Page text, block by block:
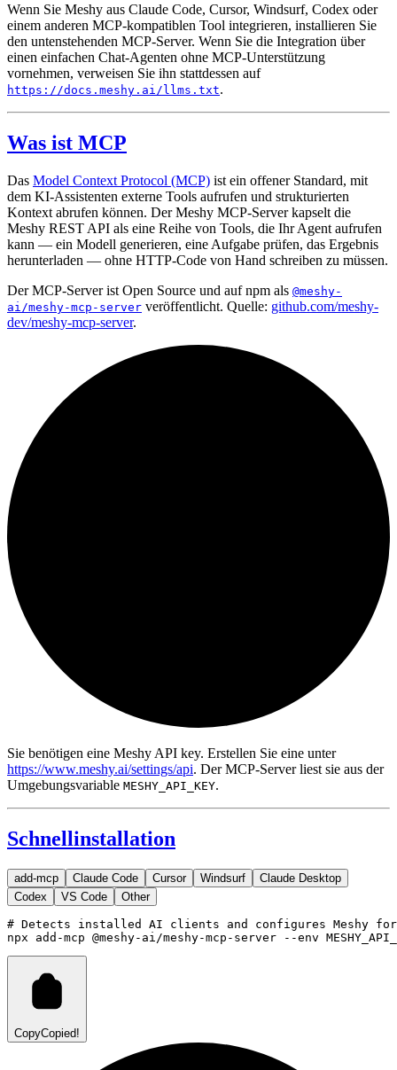
Wenn Sie Meshy aus Claude Code, Cursor, Windsurf, Codex oder
einem anderen MCP-kompatiblen Tool integrieren, installieren Sie
den untenstehenden MCP-Server. Wenn Sie die Integration über
einen einfachen Chat-Agenten ohne MCP-Unterstützung
vornehmen, verweisen Sie ihn stattdessen auf
https://docs.meshy.ai/llms.txt.
Was ist MCP
Das Model Context Protocol (MCP) ist ein offener Standard, mit
dem KI-Assistenten externe Tools aufrufen und strukturierten
Kontext abrufen können. Der Meshy MCP-Server kapselt die
Meshy REST API als eine Reihe von Tools, die Ihr Agent aufrufen
kann — ein Modell generieren, eine Aufgabe prüfen, das Ergebnis
herunterladen — ohne HTTP-Code von Hand schreiben zu müssen.
Der MCP-Server ist Open Source und auf npm als @meshy-
ai/meshy-mcp-server veröffentlicht. Quelle: github.com/meshy-
dev/meshy-mcp-server.
Sie benötigen eine Meshy API key. Erstellen Sie eine unter
https://www.meshy.ai/settings/api. Der MCP-Server liest sie aus der
Umgebungsvariable MESHY_API_KEY.
Schnellinstallation
add-mcp Claude Code Cursor Windsurf
Claude Desktop
Codex
VS Code Other
# Detects installed AI clients and configures Meshy for
npx
add-mcp @meshy-ai/meshy-mcp-server --env
CopyCopied!